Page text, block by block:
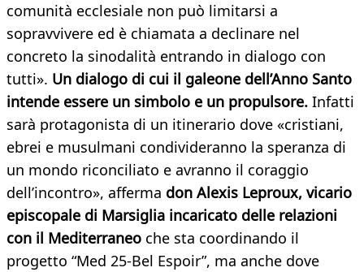
comunità ecclesiale non può limitarsi a
sopravvivere ed è chiamata a declinare nel
concreto la sinodalità entrando in dialogo con
tutti». Un dialogo di cui il galeone dell’Anno Santo
intende essere un simbolo e un propulsore. Infatti
sarà protagonista di un itinerario dove «cristiani,
ebrei e musulmani condivideranno la speranza di
un mondo riconciliato e avranno il coraggio
dell’incontro», afferma don Alexis Leproux, vicario
episcopale di Marsiglia incaricato delle relazioni
con il Mediterraneo che sta coordinando il
progetto “Med 25-Bel Espoir”, ma anche dove